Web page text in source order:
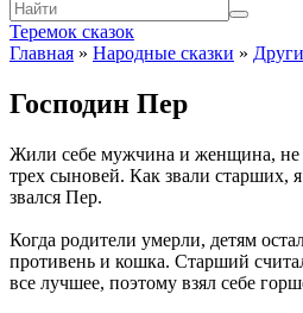
Теремок сказок
Главная » Народные сказки »
Господин Пер
Жили себе мужчина и женщина, не
трех сыновей. Как звали старших,
звался Пер.
Когда родители умерли, детям
противень и кошка. Старший
все лучшее, поэтому взял себе